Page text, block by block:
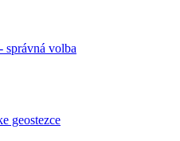
správná volba
geostezce